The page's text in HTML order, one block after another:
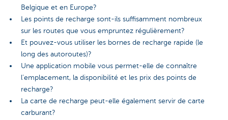
Belgique et en Europe?
Les points de recharge sont-ils suffisamment nombreux
sur les routes que vous empruntez régulièrement?
Et pouvez-vous utiliser les bornes de recharge rapide (le
long des autoroutes)?
Une application mobile vous permet-elle de connaître
l’emplacement, la disponibilité et les prix des points de
recharge?
La carte de recharge peut-elle également servir de carte
carburant?